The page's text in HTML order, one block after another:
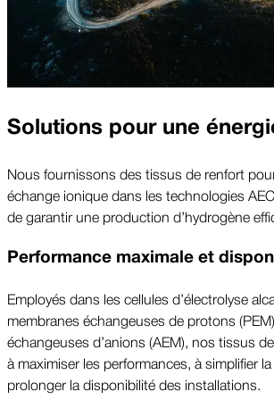
Solutions pour une
Nous fournissons des tissus de renfort
échange ionique dans les technologies
de garantir une production d’hydrogène
Performance maximale et
Employés dans les cellules d’électrolyse
membranes échangeuses de protons
échangeuses d’anions (AEM), nos tissus
à maximiser les performances, à simplifier
prolonger la disponibilité des installations.